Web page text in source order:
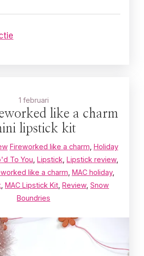
1 februari
like a charm
lipstick kit
Fireworked like a charm Holiday
To You Lipstick Lipstick review,
like a charm MAC holiday,
MAC Lipstick Kit Review, Snow
Boundries